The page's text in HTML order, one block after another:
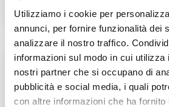
Utilizziamo i cookie per
annunci, per fornire funzionalità dei
analizzare il nostro traffico.
informazioni sul modo in cui utilizza
nostri partner che si occupano di
pubblicità e social media, i quali
con altre informazioni che ha fornito
30 pcs